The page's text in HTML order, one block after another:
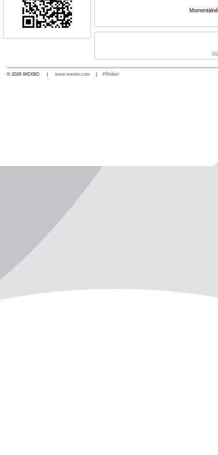
© 2026 WEXBO | www.wexbo.com Přihlásit